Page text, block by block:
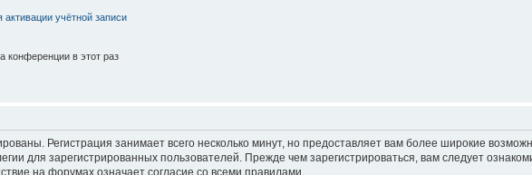
учётной записи
конференции в этот раз
Регистрация занимает всего несколько минут, но предоставляет вам более широкие
для зарегистрированных пользователей. Прежде чем зарегистрироваться, вам следует
на форумах означает согласие со всеми правилами.